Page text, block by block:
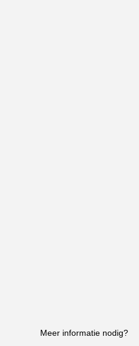
Meer informatie nodig?